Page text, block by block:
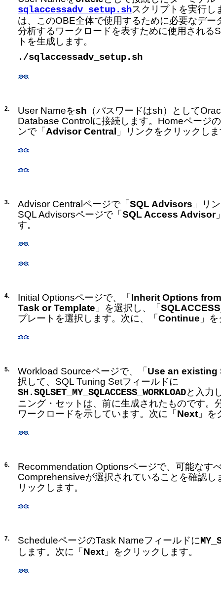
sqlaccessadv_setup.shスクリプトを実行し
は、このOBE全体で使用するために必要なデー
分析するワークロードを表すために使用される
トを生成します。
./sqlaccessadv_setup.sh
2. User Nameをsh （パスワードはsh）として
Database Controlに接続します。Homeページ
ンで「 Advisor Central 」リンクをクリックし
3. Advisor Centralページで「 SQL Advisors 」リ
SQL Advisorsページで「 SQL Access Advisor
す。
4. Initial Optionsページで、「 Inherit Options
Task or Template 」を選択し、「
プレートを選択します。次に、「 Continue 」
5. Workload Sourceページで、「 Use an existing
択して、SQL Tuning Setフィールドに
SH.SQLSET_MY_SQLACCESS_WORKLOADと入力
ニング・セットは、前に生成されたものです。
ワークロードを示しています。次に「 Next 」
6.
Recommendation Optionsページで、可能なす
Comprehensiveが選択されていることを確認し
リックします。
7. ScheduleページのTask Nameフィールドに
します。次に「 Next 」をクリックします。